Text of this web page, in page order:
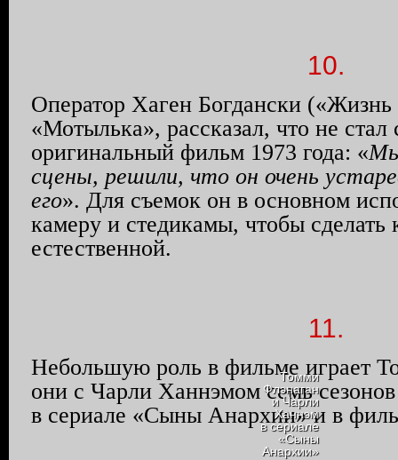
10.
Оператор Хаген Богдански («Жизнь
«Мотылька», рассказал, что не стал
оригинальный фильм 1973 года: «
сцены, решили, что он очень
его». Для съемок он в основном
камеру и стедикамы, чтобы сделать
естественной.
11.
Небольшую роль в фильме играет
они с Чарли Ханнэмомсемь
в сериале «Сыны Анархии» и в
Томми
Флэнаган
и Чарли
Ханнэм
в сериале
«Сыны
Анархии»